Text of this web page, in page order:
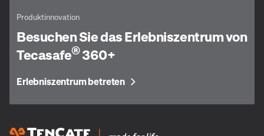
Produktinnovation
Besuchen Sie das Erlebniszentrum von
Tecasafe®360+
Erlebniszentrum betreten